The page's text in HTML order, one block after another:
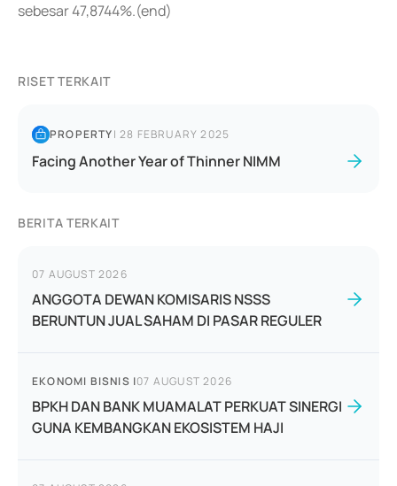
sebesar 47,8744%.(end)
RISET TERKAIT
PROPERTY|28 FEBRUARY 2025
Facing Another Year of Thinner NIMM
BERITA TERKAIT
07 AUGUST 2026
ANGGOTA DEWAN KOMISARIS NSSS
BERUNTUN JUAL SAHAM DI PASAR REGULER
EKONOMI BISNIS |07 AUGUST 2026
BPKH DAN BANK MUAMALAT PERKUAT SINERGI
GUNA KEMBANGKAN EKOSISTEM HAJI